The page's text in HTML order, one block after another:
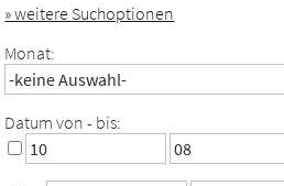
» weitere Suchoptionen
Monat:
Datum von - bis: